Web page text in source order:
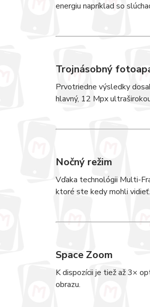
energiu napríklad so
Trojnásobný
Prvotriedne výsledky
hlavný, 12 Mpx
Nočný režim
Vďaka technológii Multi-
ktoré ste kedy mohli vidieť.
Space Zoom
K dispozícii je tiež až 3×
obrazu.